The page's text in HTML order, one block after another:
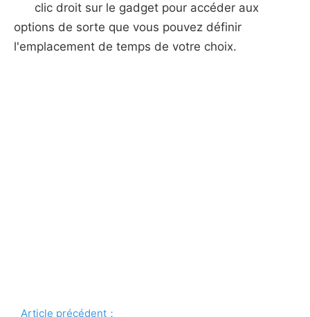
clic droit sur le gadget pour accéder aux
options de sorte que vous pouvez définir
l'emplacement de temps de votre choix.
Article précédent：